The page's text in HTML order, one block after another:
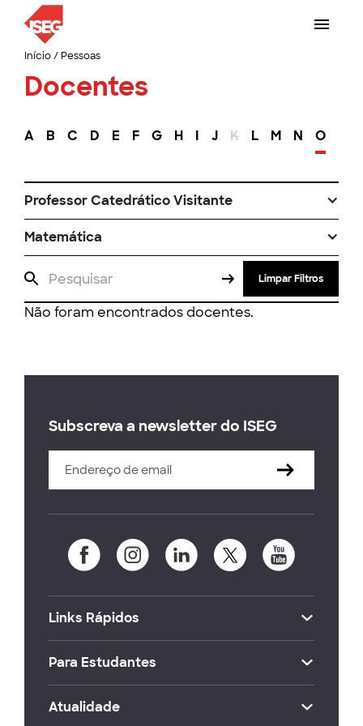
Início/ Pessoas
Docentes
A B C D E F G H I J K L M N O
Professor Catedrático Visitante
Matemática
Limpar Filtros
Não foram encontrados docentes.
Subscreva a newsletter do ISEG
Links Rápidos
Para Estudantes
Atualidade